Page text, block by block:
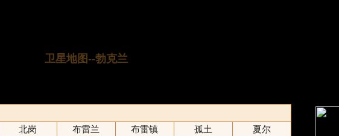
卫星地图--勃克兰
北岗 布雷兰 布雷镇 孤土
夏尔